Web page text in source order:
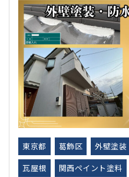
東京都 葛飾区 外壁塗装
瓦屋根
関西ペイント塗料